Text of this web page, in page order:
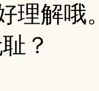
理解哦
？